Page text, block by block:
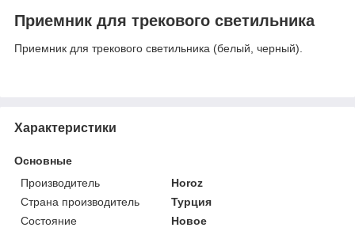
Приемник для трекового светильника
Приемник для трекового светильника (белый, черный).
Характеристики
Основные
Производитель
Horoz
Страна производитель
Турция
Состояние
Новое